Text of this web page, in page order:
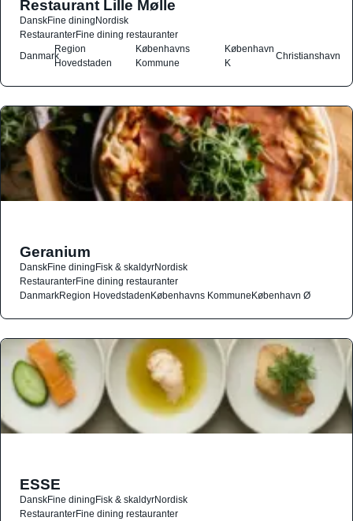
Restaurant Lille Mølle
DanskFine diningNordisk
RestauranterFine dining restauranter
Danmark
Region
Hovedstaden
Københavns
Kommune
København
K
Christianshavn
Geranium
DanskFine diningFisk & skaldyrNordisk
RestauranterFine dining restauranter
DanmarkRegion HovedstadenKøbenhavns KommuneKøbenhavn Ø
ESSE
DanskFine diningFisk & skaldyrNordisk
RestauranterFine dining restauranter